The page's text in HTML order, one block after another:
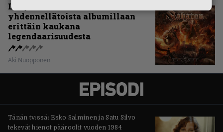
Levyarvio: Sabaton on
yhdennellätoista albumillaan
erittäin kaukana
legendaarisuudesta
Aki Nuopponen
Tänän tv:ssä: Esko Salminen ja Satu Silvo
tekevät hienot pääroolit vuoden 1984